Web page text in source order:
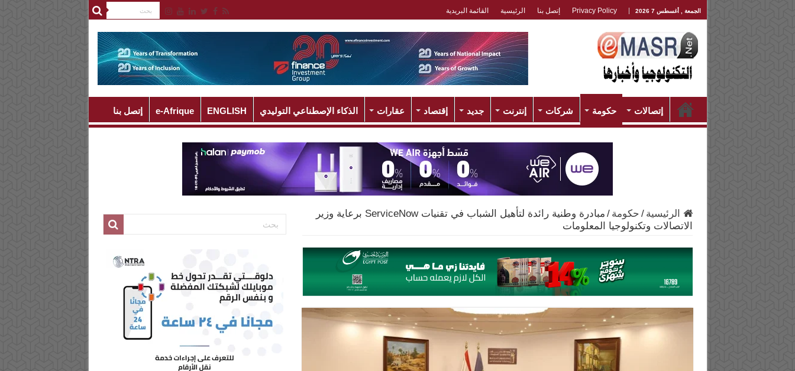
الجمعة , أغسطس 7 2026 Privacy Policy إتصل بنا الرئيسية القائمة البريدية
إتصالات حكومة شركات إنترنت جديد إقتصاد عقارات الذكاء الإصطناعي التوليدي ENGLISH
e-Afrique إتصل بنا
الرئيسية / حكومة /
مبادرة وطنية رائدة لتأهيل الشباب في تقنيات ServiceNow برعاية وزير
الاتصالات وتكنولوجيا المعلومات